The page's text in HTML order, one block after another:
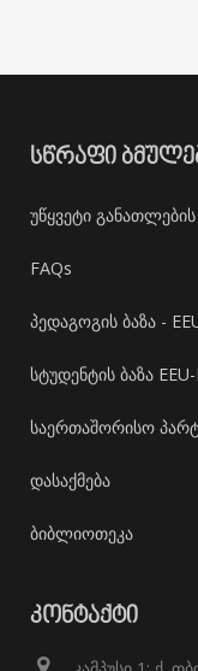
ᲡᲬᲠᲐᲤᲘ
უწყვეტი
FAQs
პედაგოგის ბაზა -
სტუდენტის ბაზა
საერთაშორისო
დასაქმება
ბიბლიოთეკა
ᲙᲝᲜᲢᲐᲥᲢᲘ